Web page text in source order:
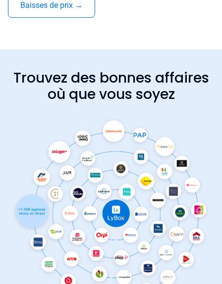
Baisses de prix →
Trouvez des bonnes affaires
où que vous soyez